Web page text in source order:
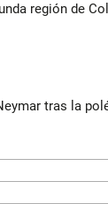
región de
tras la